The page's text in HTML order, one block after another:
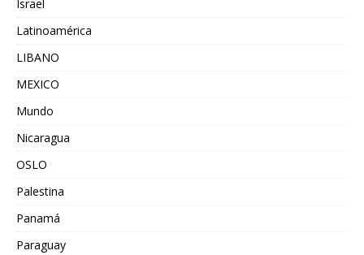
Israel
Latinoamérica
LIBANO
MEXICO
Mundo
Nicaragua
OSLO
Palestina
Panamá
Paraguay